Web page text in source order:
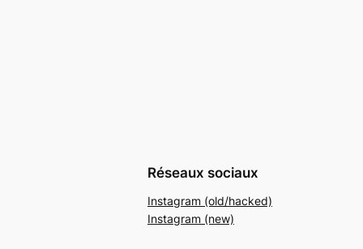
Réseaux sociaux
Instagram (old/hacked)
Instagram (new)